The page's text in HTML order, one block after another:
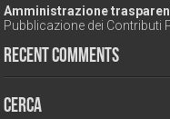
Amministrazione
Pubblicazione dei Contributi
Recent Comments
Cerca